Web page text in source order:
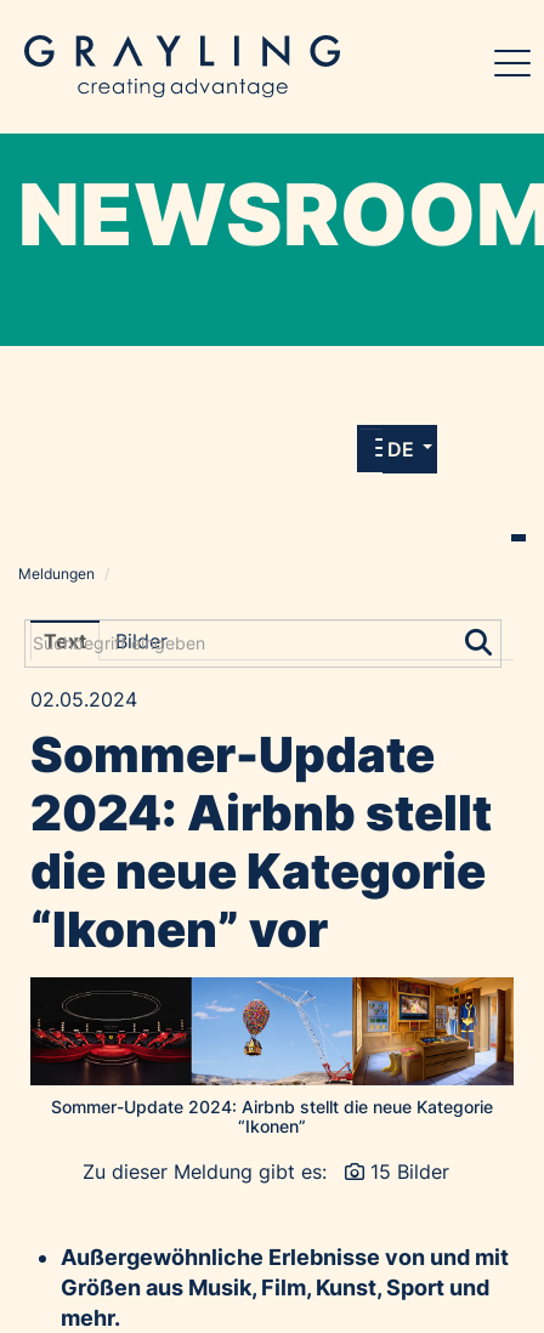
allen Meldungen und Downloads unserer
DE
Grayling Agentur
Alawyer
Amadeus Austrian Music Awards
Bolt
Constantia Flexibles
Costa Kreuzfahrten
Emirates
Expo 2025 Osaka
Financial Times
GE HealthCare
Home of Work
Huawei Consumer Business Group
Kroatische Zentrale für Tourismus
List Holding Gruppe
Meldungen /
Text Bilder
02.05.2024
Sommer-Update
2024: Airbnb stellt
die neue Kategorie
“Ikonen” vor
Sommer-Update 2024: Airbnb stellt die neue Kategorie
“Ikonen”
Zu dieser Meldung gibt es: 15 Bilder
Außergewöhnliche Erlebnisse von und mit
Größen aus Musik, Film, Kunst, Sport und
mehr.